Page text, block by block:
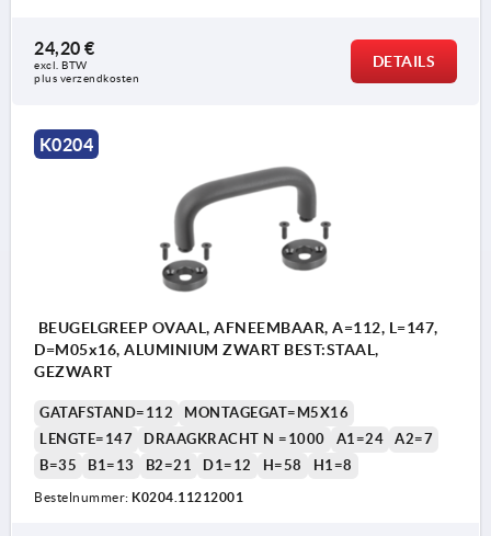
1) positie ontgrendeld
S = steken
E = borgen
24,20 €
excl. BTW
plus verzendkosten
DETAILS
K0204
BEUGELGREEP OVAAL, AFNEEMBAAR, A=112, L=147,
D=M05x16, ALUMINIUM ZWART BEST:STAAL,
GEZWART
GATAFSTAND=112
MONTAGEGAT=M5X16
LENGTE=147
DRAAGKRACHT N =1000 A1=24
A2=7
B=35
B1=13 B2=21 D1=12 H=58 H1=8
Bestelnummer: K0204.11212001